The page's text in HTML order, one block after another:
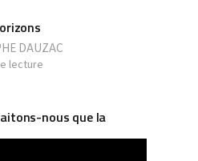
DAUZAC
lecture
nous que la